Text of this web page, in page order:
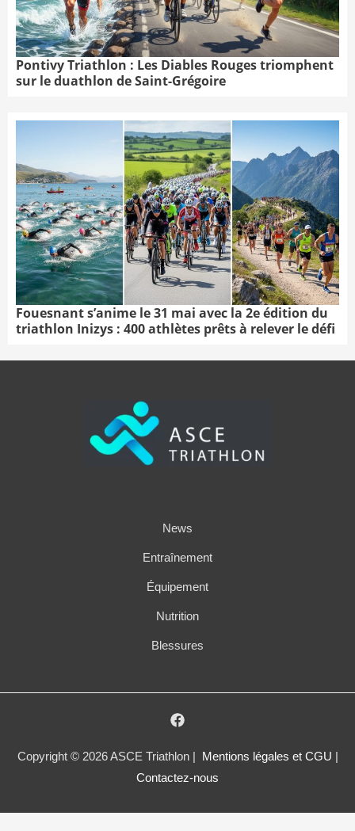
Pontivy Triathlon : Les Diables Rouges triomphent
sur le duathlon de Saint-Grégoire
Fouesnant s’anime le 31 mai avec la 2e édition du
triathlon Inizys : 400 athlètes prêts à relever le défi
News
Entraînement
Équipement
Nutrition
Blessures
Copyright © 2026 ASCE Triathlon | Mentions légales et CGU
Contactez-nous